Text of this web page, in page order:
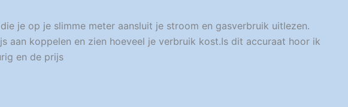
je op je slimme meter aansluit je stroom en gasverbruik uitlezen.
aan koppelen en zien hoeveel je verbruik kost.Is dit accuraat hoor ik
en de prijs